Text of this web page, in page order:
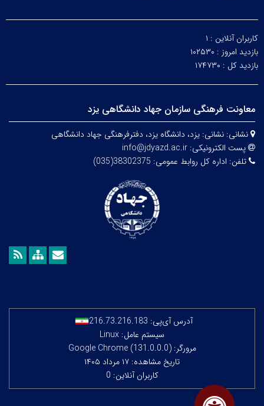
کاربران آنلاین : ۱
بازدید امروز : ۱۰۲۵۳۰
بازدید کل : ۱۷۴۷۳۰
معاونت فرهنگی سازمان جهاد دانشگاهی یزد
نشانی: نشانی: یزد، دانشگاه یزد، دفترفرهنگی جهاد دانشگاهی
پست الکترونیکی: info@jdyazd.ac.ir
تلفن: اداره کل روابط عمومی: 38302375(035)
آدرس آی‌پی: 216.73.216.183
سیستم عامل: Linux
مرورگر: Google Chrome (131.0.0.0)
تاریخ مشاهده: ۱۷ مرداد ۱۴۰۵
کاربران آنلاین: 0